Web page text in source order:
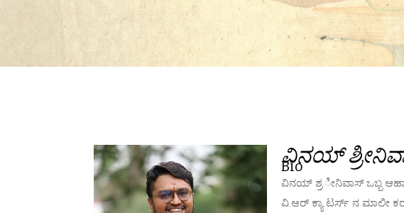
ವಿನಯ್
Bio
ವಿನಯ್ ಶ್ರ ೀನಿವಾಸ್ ಒಬ್ಬ
ವಿ.ಆರ್ ಕ್ಯಾ ಟರ್ಸ್ ನ ಮಾಲೀ